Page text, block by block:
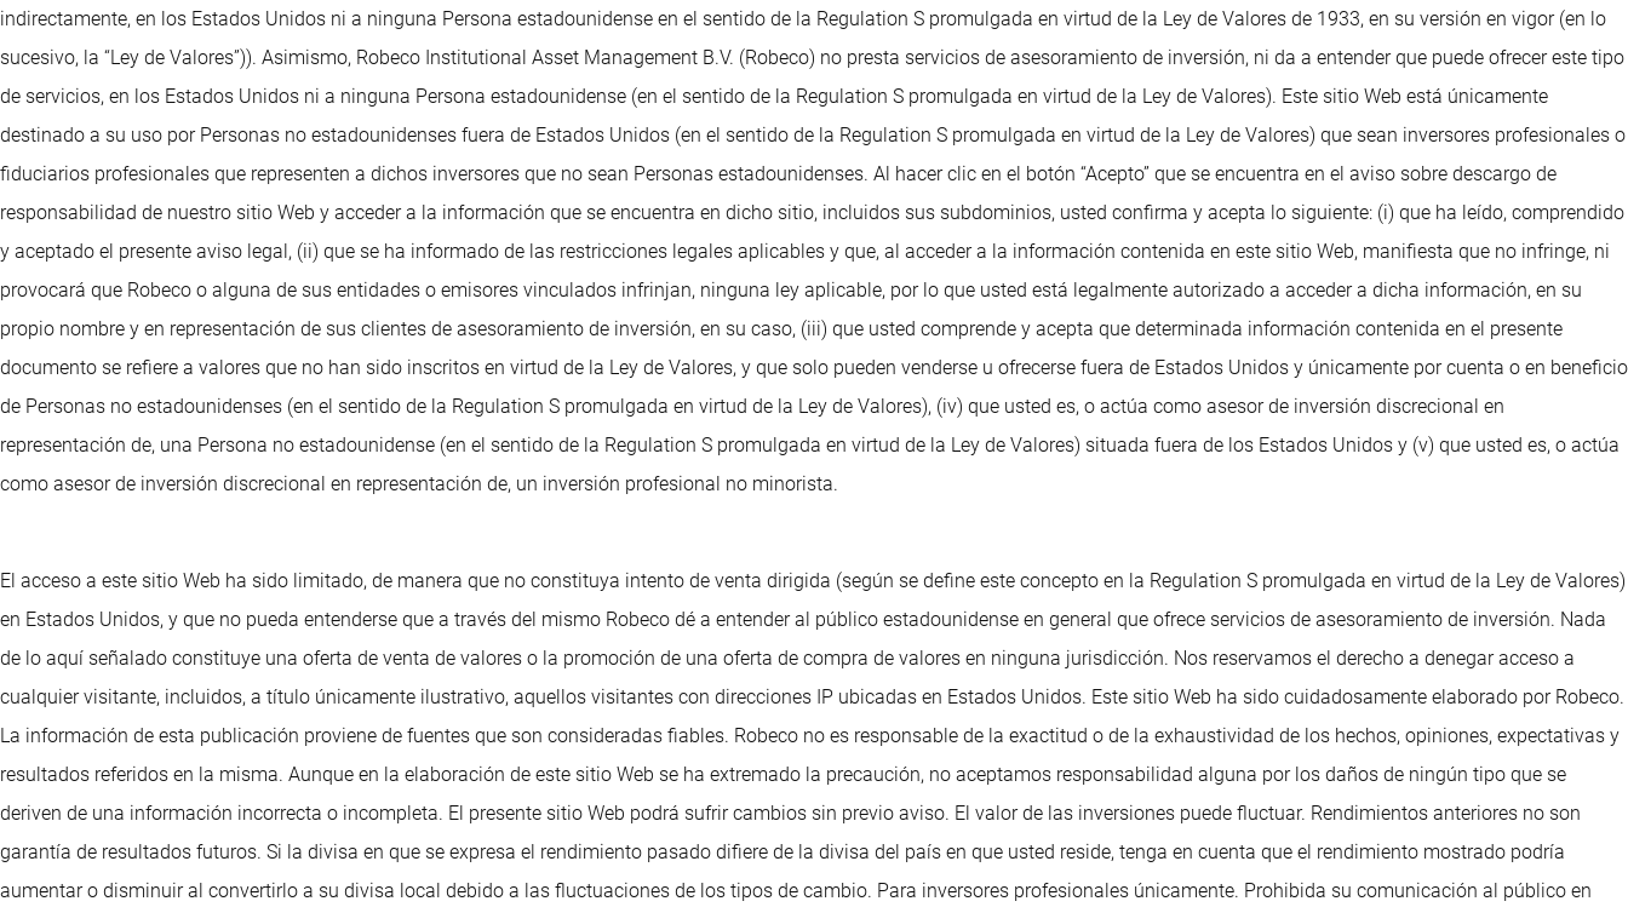
indirectamente, en los Estados Unidos ni a ninguna Persona estadounidense en el sentido de la Regulation S promulgada en virtud de la Ley de Valores de 1933, en su versión en vigor (en lo
sucesivo, la “Ley de Valores”)). Asimismo, Robeco Institutional Asset Management B.V. (Robeco) no presta servicios de asesoramiento de inversión, ni da a entender que puede ofrecer este tipo
de servicios, en los Estados Unidos ni a ninguna Persona estadounidense (en el sentido de la Regulation S promulgada en virtud de la Ley de Valores). Este sitio Web está únicamente
destinado a su uso por Personas no estadounidenses fuera de Estados Unidos (en el sentido de la Regulation S promulgada en virtud de la Ley de Valores) que sean inversores profesionales o
fiduciarios profesionales que representen a dichos inversores que no sean Personas estadounidenses. Al hacer clic en el botón “Acepto” que se encuentra en el aviso sobre descargo de
responsabilidad de nuestro sitio Web y acceder a la información que se encuentra en dicho sitio, incluidos sus subdominios, usted confirma y acepta lo siguiente: (i) que ha leído, comprendido
y aceptado el presente aviso legal, (ii) que se ha informado de las restricciones legales aplicables y que, al acceder a la información contenida en este sitio Web, manifiesta que no infringe, ni
provocará que Robeco o alguna de sus entidades o emisores vinculados infrinjan, ninguna ley aplicable, por lo que usted está legalmente autorizado a acceder a dicha información, en su
propio nombre y en representación de sus clientes de asesoramiento de inversión, en su caso, (iii) que usted comprende y acepta que determinada información contenida en el presente
documento se refiere a valores que no han sido inscritos en virtud de la Ley de Valores, y que solo pueden venderse u ofrecerse fuera de Estados Unidos y únicamente por cuenta o en beneficio
de Personas no estadounidenses (en el sentido de la Regulation S promulgada en virtud de la Ley de Valores), (iv) que usted es, o actúa como asesor de inversión discrecional en
representación de, una Persona no estadounidense (en el sentido de la Regulation S promulgada en virtud de la Ley de Valores) situada fuera de los Estados Unidos y (v) que usted es, o actúa
como asesor de inversión discrecional en representación de, un inversión profesional no minorista.
El acceso a este sitio Web ha sido limitado, de manera que no constituya intento de venta dirigida (según se define este concepto en la Regulation S promulgada en virtud de la Ley de Valores)
en Estados Unidos, y que no pueda entenderse que a través del mismo Robeco dé a entender al público estadounidense en general que ofrece servicios de asesoramiento de inversión. Nada
de lo aquí señalado constituye una oferta de venta de valores o la promoción de una oferta de compra de valores en ninguna jurisdicción. Nos reservamos el derecho a denegar acceso a
cualquier visitante, incluidos, a título únicamente ilustrativo, aquellos visitantes con direcciones IP ubicadas en Estados Unidos. Este sitio Web ha sido cuidadosamente elaborado por Robeco.
La información de esta publicación proviene de fuentes que son consideradas fiables. Robeco no es responsable de la exactitud o de la exhaustividad de los hechos, opiniones, expectativas y
resultados referidos en la misma. Aunque en la elaboración de este sitio Web se ha extremado la precaución, no aceptamos responsabilidad alguna por los daños de ningún tipo que se
deriven de una información incorrecta o incompleta. El presente sitio Web podrá sufrir cambios sin previo aviso. El valor de las inversiones puede fluctuar. Rendimientos anteriores no son
garantía de resultados futuros. Si la divisa en que se expresa el rendimiento pasado difiere de la divisa del país en que usted reside, tenga en cuenta que el rendimiento mostrado podría
aumentar o disminuir al convertirlo a su divisa local debido a las fluctuaciones de los tipos de cambio. Para inversores profesionales únicamente. Prohibida su comunicación al público en